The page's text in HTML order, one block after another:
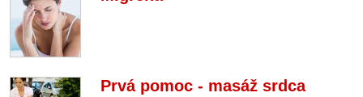
Prvá pomoc - masáž srdca